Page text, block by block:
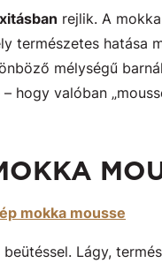
rejlik. A
természetes
mélységű
hogy valóban
mokka mousse
Lágy,